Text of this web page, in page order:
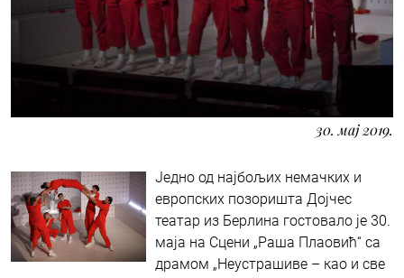
30. мај 2019.
Једно од најбољих немачких и
европских позоришта Дојчес
театар из Берлина гостовало је 30.
маја на Сцени „Раша Плаовић“ са
драмом „Неустрашиве – као и све